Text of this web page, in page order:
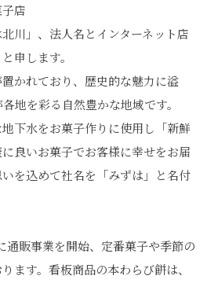
店
川」、法人名とインターネット店
申します。
かれており、歴史的な魅力に溢
地を彩る自然豊かな地域です。
下水をお菓子作りに使用し「新鮮
良いお菓子でお客様に幸せをお届
を込めて社名を「みずは」と名付
通販事業を開始、定番菓子や季節の
ます。看板商品の本わらび餅は、